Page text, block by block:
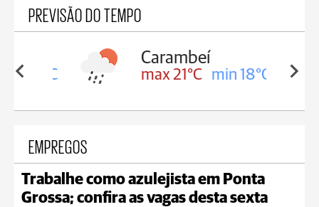
PREVISÃO DO TEMPO
18°C
Carambeí
max 21°C min 18°C
EMPREGOS
Trabalhe como azulejista em Ponta
Grossa; confira as vagas desta sexta